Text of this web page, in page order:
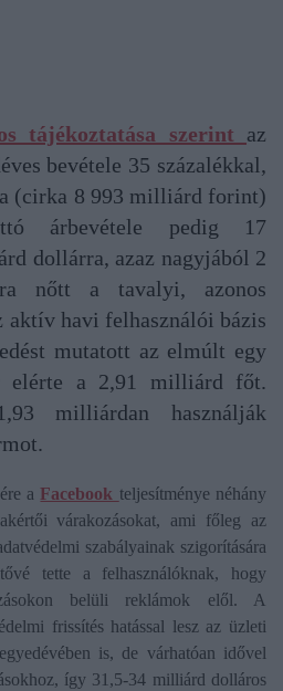
tájékoztatása szerint az
bevétele 35 százalékkal,
(cirka 8 993 milliárd forint)
árbevétele pedig 17
dollárra, azaz nagyjából 2
nőtt a tavalyi, azonos
aktív havi felhasználói bázis
mutatott az elmúlt egy
elérte a 2,91 milliárd főt.
milliárdan használják
a Facebook teljesítménye néhány
várakozásokat, ami főleg az
szabályainak szigorítására
tette a felhasználóknak, hogy
belüli reklámok elől. A
frissítés hatással lesz az üzleti
is, de várhatóan idővel
így 31,5-34 milliárd dolláros